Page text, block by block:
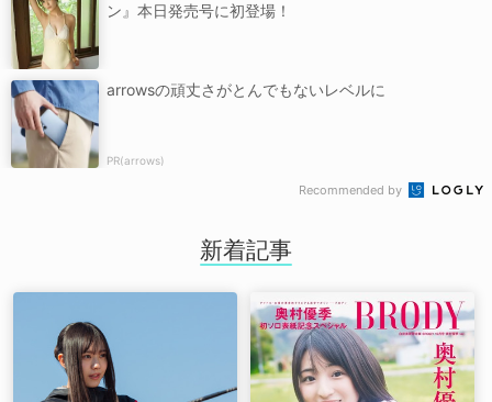
ン』本日発売号に初登場！
arrowsの頑丈さがとんでもないレベルに
PR(arrows)
Recommended by
新着記事